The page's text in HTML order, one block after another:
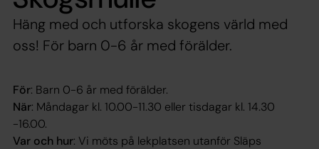
Häng med och utforska skogens värld med
oss! För barn 0-6 år med förälder.
För: Barn 0-6 år med förälder.
När: Måndagar kl. 10.00-11.30 eller tisdagar kl. 14.30
-16.00.
Var och hur: Vi möts på lekplatsen utanför Släps